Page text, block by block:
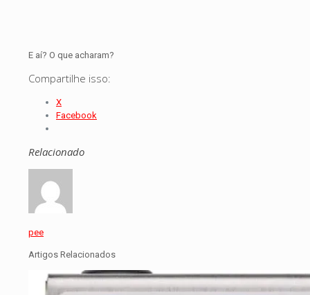
E aí? O que acharam?
Compartilhe isso:
X
Facebook
Relacionado
pee
Artigos Relacionados